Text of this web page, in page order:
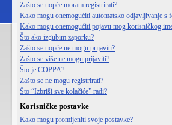
Zašto se uopće moram registrirati?
Kako mogu onemogućiti automatsko odjavljivanje s
Kako mogu onemogućiti pojavu mog korisničkog
Što ako izgubim zaporku?
Zašto se uopće ne mogu prijaviti?
Zašto se više ne mogu prijaviti?
Što je COPPA?
Zašto se ne mogu registrirati?
Što “Izbriši sve kolačiće” radi?
Korisničke postavke
Kako mogu promijeniti svoje postavke?